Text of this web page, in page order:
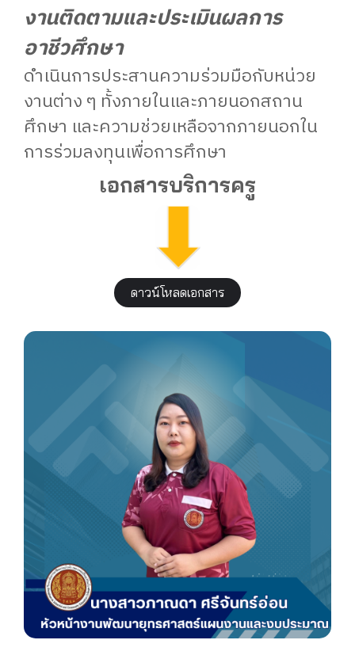
งานติดตามและประเมินผลการ
อาชีวศึกษา
ดำเนินการประสานความร่วมมือกับหน่วย
งานต่าง ๆ ทั้งภายในและภายนอกสถาน
ศึกษา และความช่วยเหลือจากภายนอกใน
การร่วมลงทุนเพื่อการศึกษา
เอกสารบริการครู
ดาวน์โหลดเอกสาร